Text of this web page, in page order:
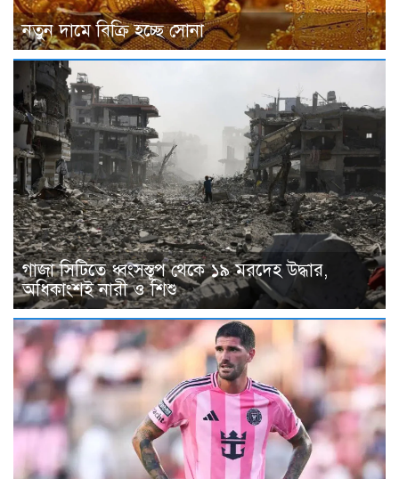
নতুন দামে বিক্রি হচ্ছে সোনা
গাজা সিটিতে ধ্বংসস্তূপ থেকে ১৯ মরদেহ উদ্ধার,
অধিকাংশই নারী ও শিশু